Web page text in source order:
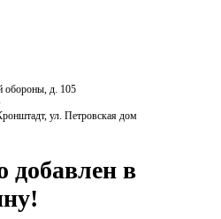
обороны, д. 105
ул. Петровская дом
добавлен в